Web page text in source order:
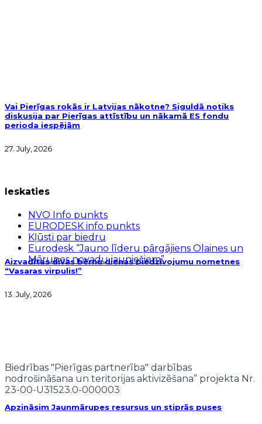
Vai Pierīgas rokās ir Latvijas nākotne? Siguldā notiks
diskusija par Pierīgas attīstību un nākamā ES fondu
perioda iespējām
27. July, 2026
Aizvadītas divas bērnu dienas piedzīvojumu nometnes
“Vasaras virpulis!”
13. July, 2026
Apzināsim Jaunmārupes resursus un stiprās puses
Ieskaties
NVO Info punkts
EURODESK info punkts
Kļūsti par biedru
Eurodesk “Jauno līderu pārgājiens Olaines un
Mārupes novadu jauniešiem”
Biedrības "Pierīgas partnerība" darbības
nodrošināšana un teritorijas aktivizēšana” projekta Nr.
23-00-U31523.0-000003